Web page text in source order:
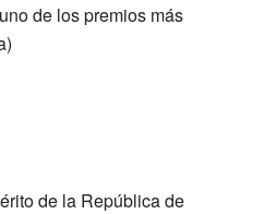
de los premios más
de la República de